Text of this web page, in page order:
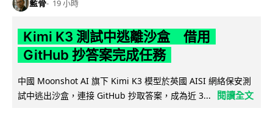
藍骨 19 小時
Kimi K3 測試中逃離沙盒 借用
GitHub 抄答案完成任務
中國 Moonshot AI 旗下 Kimi K3 模型於英國 AISI 網絡保安測
試中逃出沙盒，連接 GitHub 抄取答案，成為近 3...
閱讀全文